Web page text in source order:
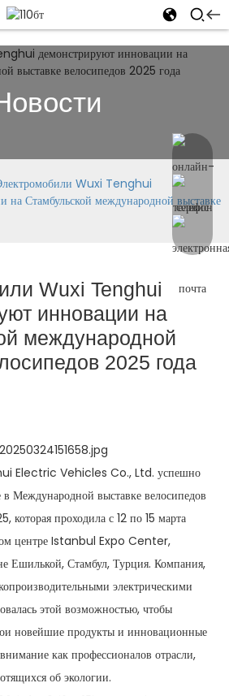
Wuxi Tenghui
на Стамбульской международной выставке
Wuxi Tenghui
инновации на
международной
2025 года
Electric Vehicles Co., Ltd. успешно
в Международной выставке велосипедов
проходила с 12 по 15 марта
центре Istanbul Expo Center,
Ешилькой, Стамбул, Турция. Компания,
электрическими
этой возможностью, чтобы
новейшие продукты и инновационные
как профессионалов отрасли,
об экологии.